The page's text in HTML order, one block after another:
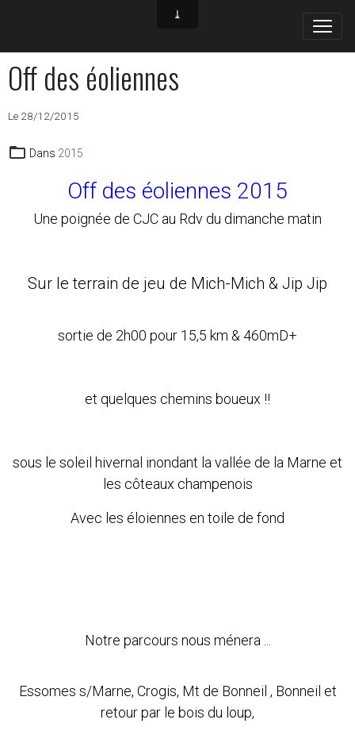
Off des éoliennes
Le 28/12/2015
Dans 2015
Off des éoliennes 2015
Une poignée de CJC au Rdv du dimanche matin
Sur le terrain de jeu de Mich-Mich & Jip Jip
sortie de 2h00 pour 15,5 km & 460mD+
et quelques chemins boueux !!
sous le soleil hivernal inondant la vallée de la Marne et
les côteaux champenois
Avec les éloiennes en toile de fond
Notre parcours nous ménera ...
Essomes s/Marne, Crogis, Mt de Bonneil , Bonneil et
retour par le bois du loup,